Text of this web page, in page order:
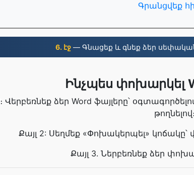
Գրանցվեք
6. էջ — Գնացեք և գնեք ձեր
Ինչպես փոխարկել
Վերբեռնեք ձեր Word ֆայլերը՝
թողնելով։
Քայլ 2: Սեղմեք «Փոխակերպել»
Քայլ 3. Ներբեռնեք ձեր